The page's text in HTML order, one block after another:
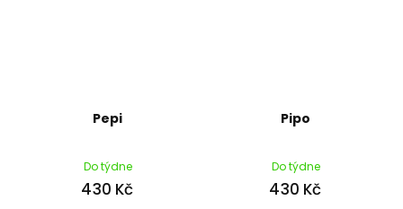
Pepi
Do týdne
430 Kč
Pipo
Do týdne
430 Kč